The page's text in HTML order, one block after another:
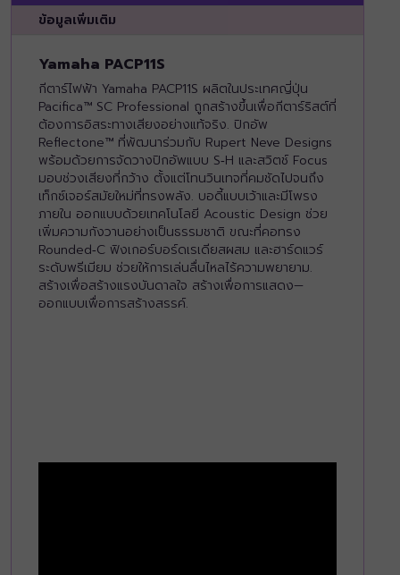
ข้อมูลเพิ่มเติม
Yamaha PACP11S
กีตาร์ไฟฟ้า Yamaha PACP11S ผลิตในประเทศญี่ปุ่น
Pacifica™ SC Professional ถูกสร้างขึ้นเพื่อกีตาร์ริสต์ที่
ต้องการอิสระทางเสียงอย่างแท้จริง. ปิกอัพ
Reflectone™ ที่พัฒนาร่วมกับ Rupert Neve Designs
พร้อมด้วยการจัดวางปิกอัพแบบ S‑H และสวิตช์ Focus
มอบช่วงเสียงที่กว้าง ตั้งแต่โทนวินเทจที่คมชัดไปจนถึง
เท็กซ์เจอร์สมัยใหม่ที่ทรงพลัง. บอดี้แบบเว้าและมีโพรง
ภายใน ออกแบบด้วยเทคโนโลยี Acoustic Design ช่วย
เพิ่มความกังวานอย่างเป็นธรรมชาติ ขณะที่คอทรง
Rounded‑C ฟิงเกอร์บอร์ดเรเดียสผสม และฮาร์ดแวร์
ระดับพรีเมียม ช่วยให้การเล่นลื่นไหลไร้ความพยายาม.
สร้างเพื่อสร้างแรงบันดาลใจ สร้างเพื่อการแสดง—
ออกแบบเพื่อการสร้างสรรค์.